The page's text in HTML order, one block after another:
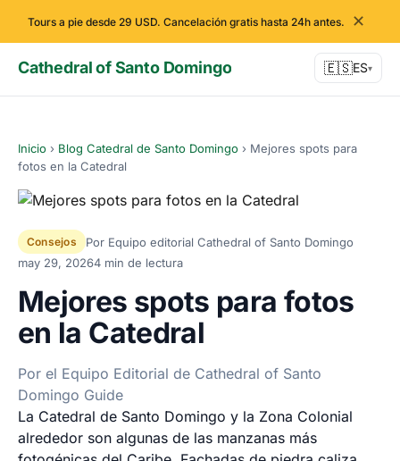
Tours a pie desde 29 USD. Cancelación gratis hasta 24h antes. ✕
Cathedral of Santo Domingo 🇪🇸ES▾
Inicio › Blog Catedral de Santo Domingo › Mejores spots para
fotos en la Catedral
Consejos
Por Equipo editorial Cathedral of Santo Domingo
may 29, 20264 min de lectura
Mejores spots para fotos
en la Catedral
Por el Equipo Editorial de Cathedral of Santo
Domingo Guide
La Catedral de Santo Domingo y la Zona Colonial
alrededor son algunas de las manzanas más